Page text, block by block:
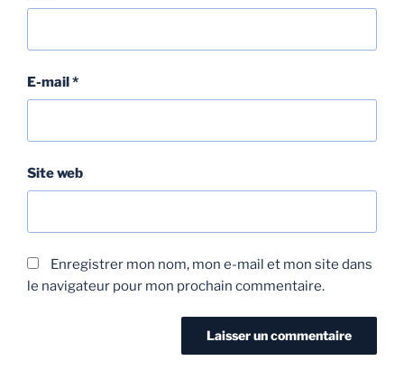
E-mail*
Site web
Enregistrer mon nom, mon e-mail et mon site dans
le navigateur pour mon prochain commentaire.